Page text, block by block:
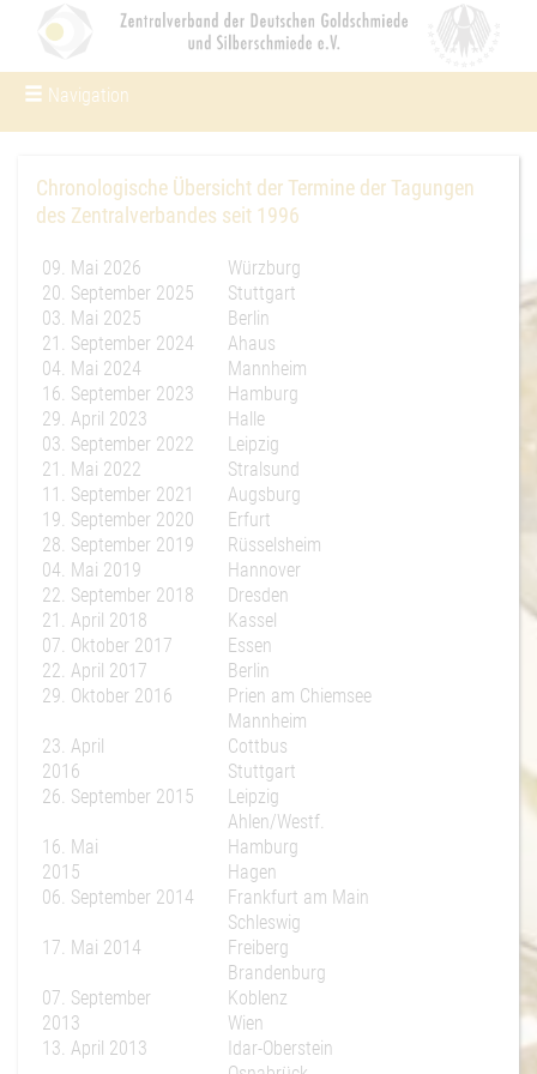
Navigation
Chronologische Übersicht der Termine der Tagungen
des Zentralverbandes seit 1996
09. Mai 2026
20. September 2025
03. Mai 2025
21. September 2024
04. Mai 2024
16. September 2023
29. April 2023
03. September 2022
21. Mai 2022
11. September 2021
19. September 2020
28. September 2019
04. Mai 2019
22. September 2018
21. April 2018
07. Oktober 2017
22. April 2017
29. Oktober 2016
23. April
2016
26. September 2015
16. Mai
2015
06. September 2014
17. Mai 2014
07. September
2013
13. April 2013
Würzburg
Stuttgart
Berlin
Ahaus
Mannheim
Hamburg
Halle
Leipzig
Stralsund
Augsburg
Erfurt
Rüsselsheim
Hannover
Dresden
Kassel
Essen
Berlin
Prien am Chiemsee
Mannheim
Cottbus
Stuttgart
Leipzig
Ahlen/Westf.
Hamburg
Hagen
Frankfurt am Main
Schleswig
Freiberg
Brandenburg
Koblenz
Wien
Idar-Oberstein
benötigt.
Cookie-Einstellungen